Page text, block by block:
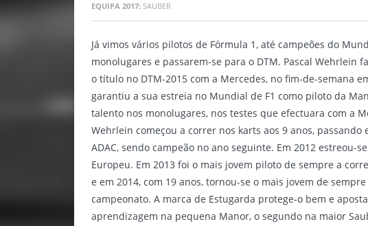
EQUIPA 2017: SAUBER
Já vimos vários pilotos de Fórmula 1, até campeões do
monolugares e passarem-se para o DTM. Pascal Wehrlein
o título no DTM-2015 com a Mercedes, no fim-de-semana
garantiu a sua estreia no Mundial de F1 como piloto da
talento nos monolugares, nos testes que efectuara com a
Wehrlein começou a correr nos karts aos 9 anos,
ADAC, sendo campeão no ano seguinte. Em 2012 estreou-
Europeu. Em 2013 foi o mais jovem piloto de sempre a
e em 2014, com 19 anos, tornou-se o mais jovem de
campeonato. A marca de Estugarda protege-o bem e
aprendizagem na pequena Manor, o segundo na maior